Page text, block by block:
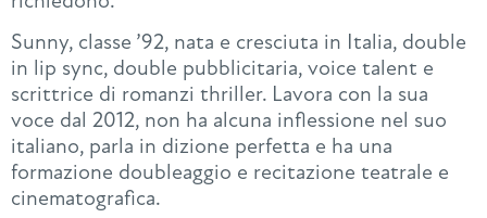
Sunny, classe ’92, nata e cresciuta in Italia, double
in lip sync, double pubblicitaria, voice talent e
scrittrice di romanzi thriller. Lavora con la sua
voce dal 2012, non ha alcuna inflessione nel suo
italiano, parla in dizione perfetta e ha una
formazione doubleaggio e recitazione teatrale e
cinematografica.